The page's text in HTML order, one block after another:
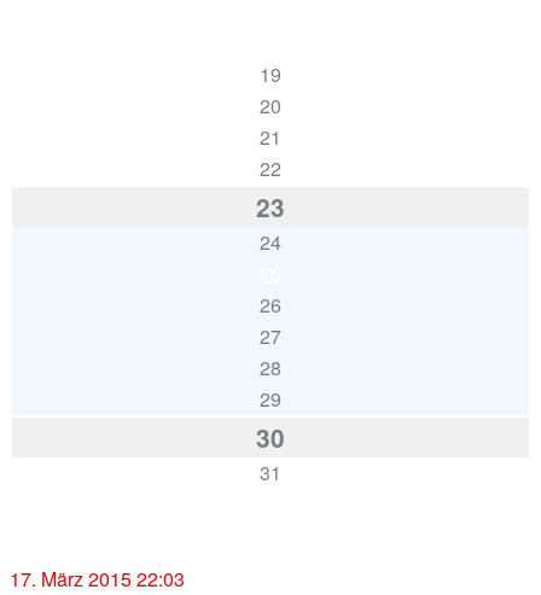
19
20
21
22
23
24
26
27
28
29
30
31
17. März 2015 22:03